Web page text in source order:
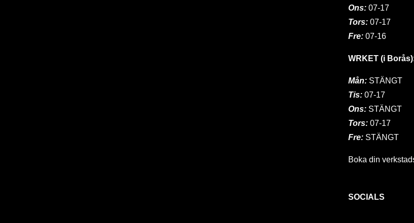
Ons:07-17
Tors: 07-17
Fre: 07-16
WRKET (i
Mån: STÄNGT
Tis: 07-17
Ons:STÄNGT
Tors: 07-17
Fre: STÄNGT
Boka din
SOCIALS